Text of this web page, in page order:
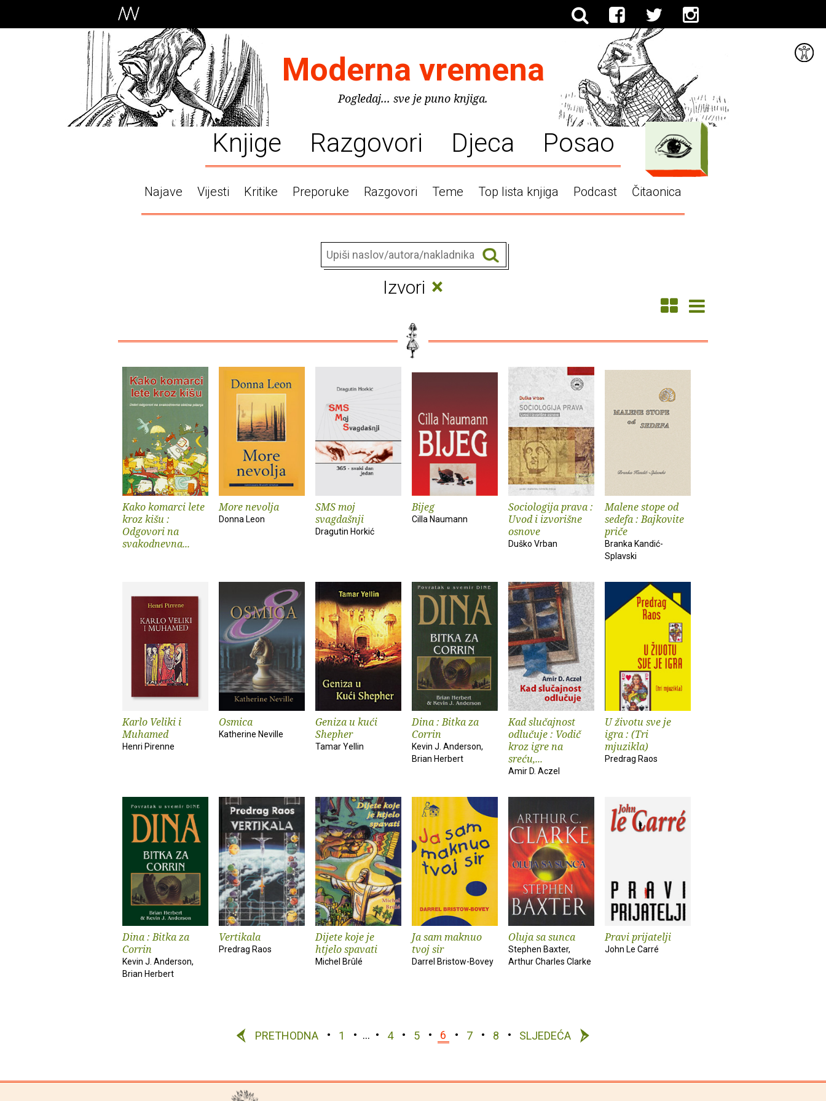
Moderna vremena
Pogledaj... sve je puno knjiga.
Knjige Razgovori Djeca Posao
Najave Vijesti Kritike Preporuke Razgovori Teme Top lista knjiga Podcast Čitaonica
Izvori ×
Kako komarci lete
kroz kišu :
Odgovori na
svakodnevna...
More nevolja
Donna Leon
SMS moj
svagdašnji
Dragutin Horkić
Bijeg
Cilla Naumann
Sociologija prava :
Uvod i izvorišne
osnove
Duško Vrban
Malene stope od
sedefa : Bajkovite
priče
Branka Kandić-
Splavski
Karlo Veliki i
Muhamed
Henri Pirenne
Osmica
Katherine Neville
Geniza u kući
Shepher
Tamar Yellin
Dina : Bitka za
Corrin
Kevin J. Anderson,
Brian Herbert
Kad slučajnost
odlučuje : Vodič
kroz igre na
sreću,...
Amir D. Aczel
U životu sve je
igra : (Tri
mjuzikla)
Predrag Raos
Dina : Bitka za
Corrin
Kevin J. Anderson,
Brian Herbert
Vertikala
Predrag Raos
Dijete koje je
htjelo spavati
Michel Brûlé
Ja sam maknuo
tvoj sir
Darrel Bristow-Bovey
Oluja sa sunca
Stephen Baxter,
Arthur Charles Clarke
Pravi prijatelji
John Le Carré
PRETHODNA 1 … 4 5 6 7 8 SLJEDEĆA